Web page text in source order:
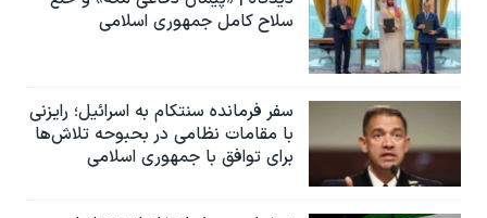
سلاح کامل جمهوری اسلامی
سفر فرمانده سنتکام به اسرائیل؛ رایزنی
با مقامات نظامی در بحبوحه تلاش‌ها
برای توافق با جمهوری اسلامی